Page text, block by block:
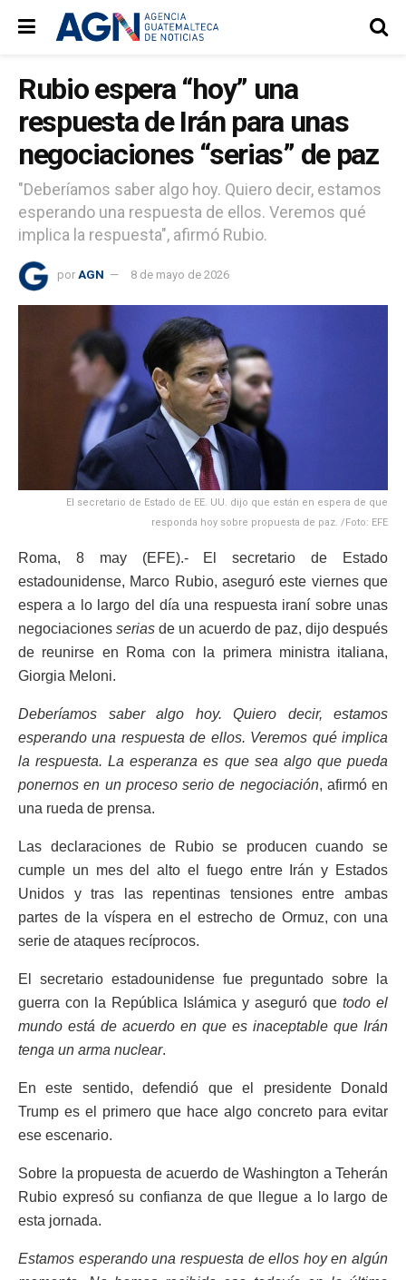
Rubio espera “hoy” una
respuesta de Irán para unas
negociaciones “serias” de paz
"Deberíamos saber algo hoy. Quiero decir, estamos
esperando una respuesta de ellos. Veremos qué
implica la respuesta", afirmó Rubio.
por AGN 8 de mayo de 2026
El secretario de Estado de EE. UU. dijo que están en espera de que
responda hoy sobre propuesta de paz. /Foto: EFE
Roma, 8 may (EFE).- El secretario de Estado
estadounidense, Marco Rubio, aseguró este viernes que
espera a lo largo del día una respuesta iraní sobre unas
negociaciones serias de un acuerdo de paz, dijo después
de reunirse en Roma con la primera ministra italiana,
Giorgia Meloni.
Deberíamos saber algo hoy. Quiero decir, estamos
esperando una respuesta de ellos. Veremos qué implica
la respuesta. La esperanza es que sea algo que pueda
ponernos en un proceso serio de negociación, afirmó en
una rueda de prensa.
Las declaraciones de Rubio se producen cuando se
cumple un mes del alto el fuego entre Irán y Estados
Unidos y tras las repentinas tensiones entre ambas
partes de la víspera en el estrecho de Ormuz, con una
serie de ataques recíprocos.
El secretario estadounidense fue preguntado sobre la
guerra con la República Islámica y aseguró que todo el
mundo está de acuerdo en que es inaceptable que Irán
tenga un arma nuclear.
En este sentido, defendió que el presidente Donald
Trump es el primero que hace algo concreto para evitar
ese escenario.
Sobre la propuesta de acuerdo de Washington a Teherán
Rubio expresó su confianza de que llegue a lo largo de
esta jornada.
Estamos esperando una respuesta de ellos hoy en algún